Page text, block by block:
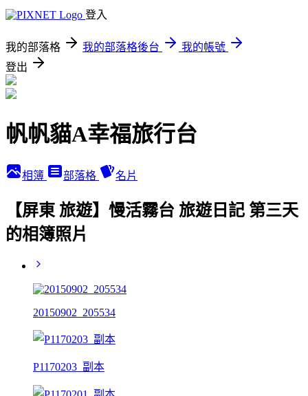
登入
我的部落格 我的部落格後台
我的帳號
登出
帆帆貓A幸福旅行台
相簿 部落格 名片
【屏東 旅遊】慢活霧台 旅遊日記 第三天
的相簿照片
20150902_205534
P1170203_副本